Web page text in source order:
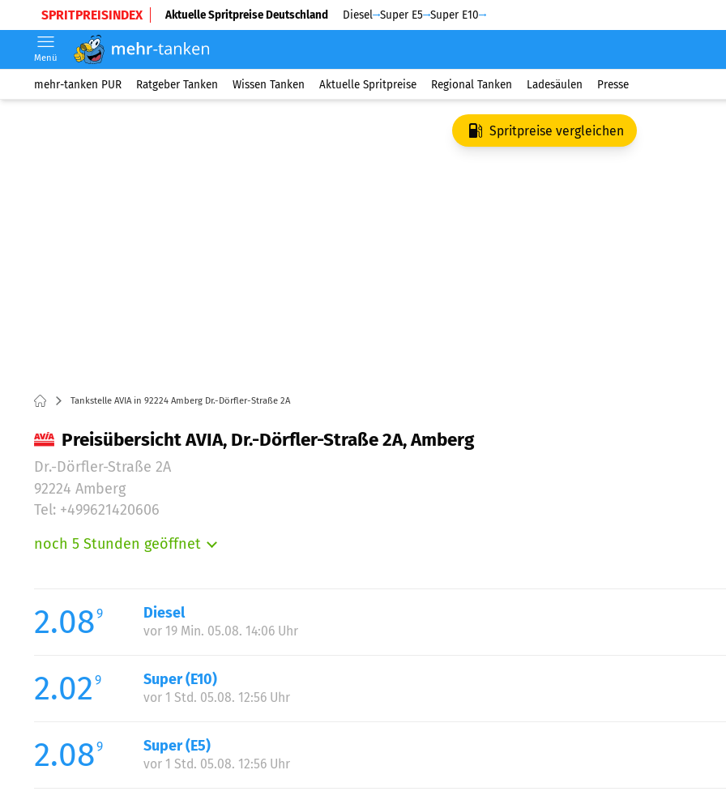
SPRITPREISINDEX Aktuelle Spritpreise Deutschland Diesel Super E5 Super E10
Menü
mehr-tanken PUR Ratgeber Tanken Wissen Tanken Aktuelle Spritpreise Regional Tanken Ladesäulen Presse
Spritpreise vergleichen
Tankstelle AVIA in 92224 Amberg Dr.-Dörfler-Straße 2A
Preisübersicht AVIA, Dr.-Dörfler-Straße 2A, Amberg
Dr.-Dörfler-Straße 2A
92224 Amberg
Tel: +499621420606
noch 5 Stunden geöffnet
Mittwoch:
Donnerstag:
Samstag:
Sonntag:
2.089 Diesel
vor 19 Min. 05.08. 14:06 Uhr
2.02 9 Super (E10)
vor 1 Std. 05.08. 12:56 Uhr
2.089 Super (E5)
vor 1 Std. 05.08. 12:56 Uhr